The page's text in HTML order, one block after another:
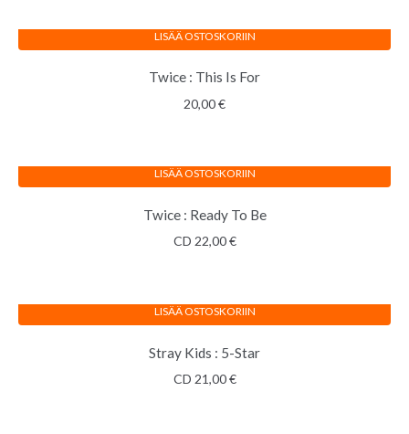
Twice : This Is For
20,00€
LISÄÄ OSTOSKORIIN
Twice : Ready To Be
CD 22,00€
LISÄÄ OSTOSKORIIN
Stray Kids : 5-Star
CD 21,00€
LISÄÄ OSTOSKORIIN